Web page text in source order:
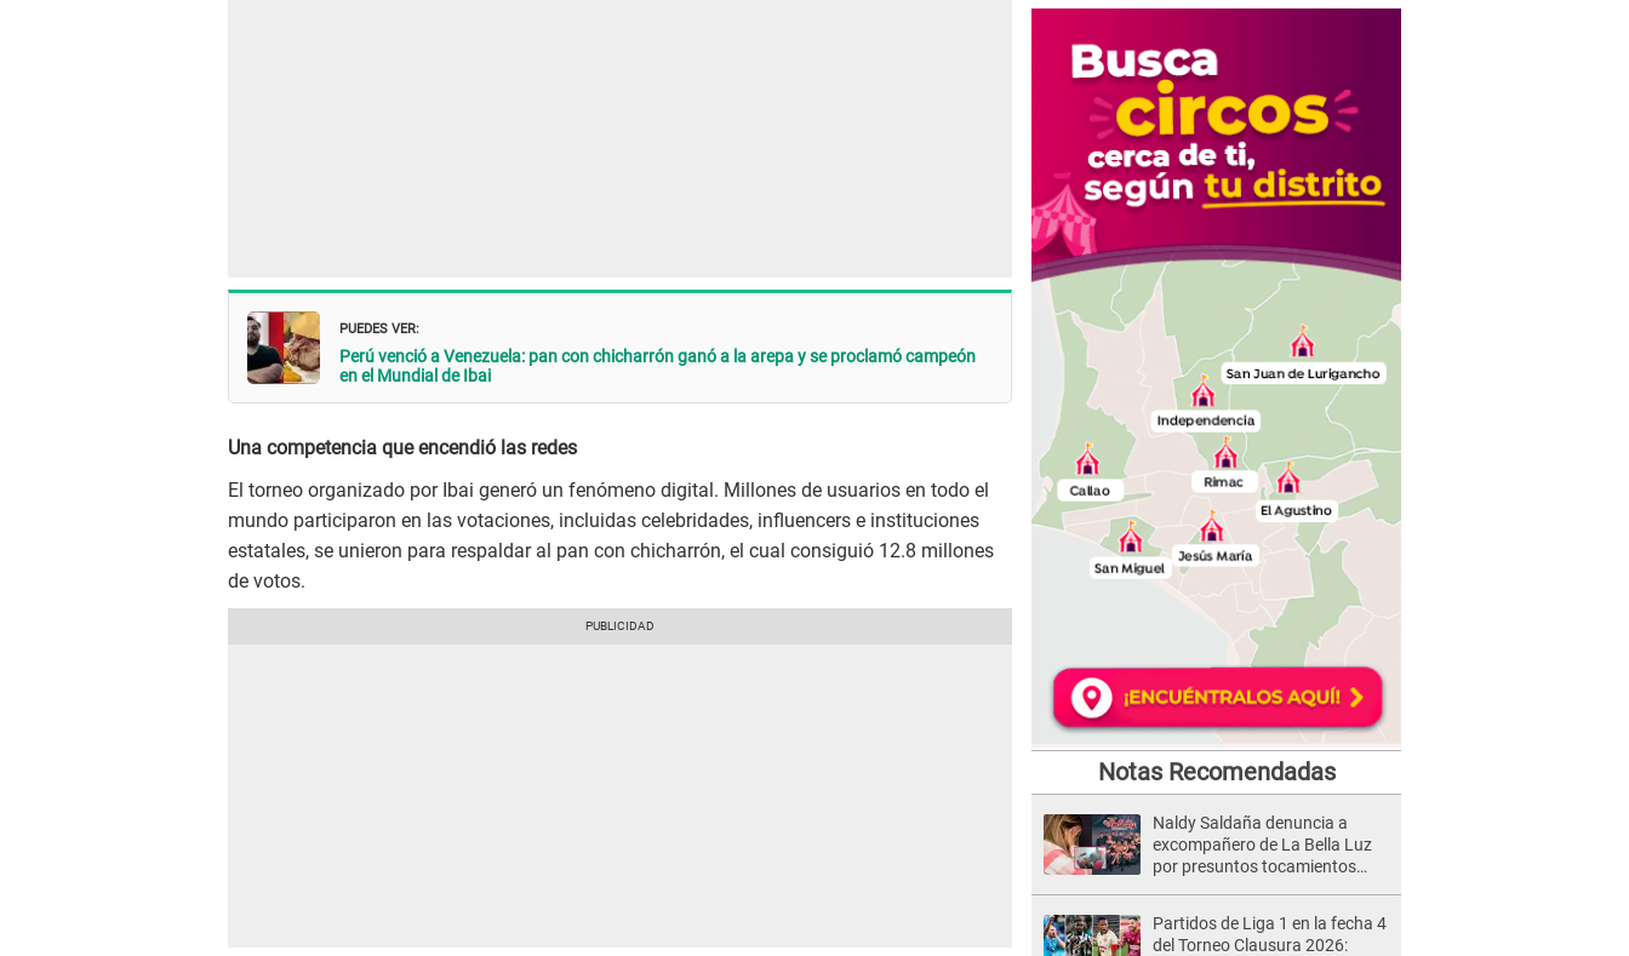
PUEDES VER:
Perú venció a Venezuela: pan con chicharrón ganó a la arepa y se proclamó campeón
en el Mundial de Ibai
Una competencia que encendió las redes
El torneo organizado por Ibai generó un fenómeno digital. Millones de usuarios en todo el
mundo participaron en las votaciones, incluidas celebridades, influencers e instituciones
estatales, se unieron para respaldar al pan con chicharrón, el cual consiguió 12.8 millones
de votos.
Notas Recomendadas
Naldy Saldaña denuncia a
excompañero de La Bella Luz
por presuntos tocamientos
Partidos de Liga 1 en la fecha 4
del Torneo Clausura 2026: